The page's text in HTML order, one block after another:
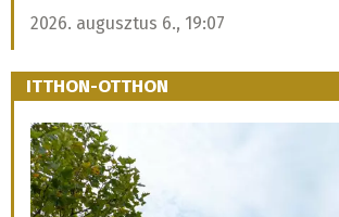
2026. augusztus 7., 14:35 Frissítve:
Kőolajtermék ég a Slovnaft
finomító szerint a lakosságot
veszélyezteti
Megsérült egy kőolajtermék-tároló